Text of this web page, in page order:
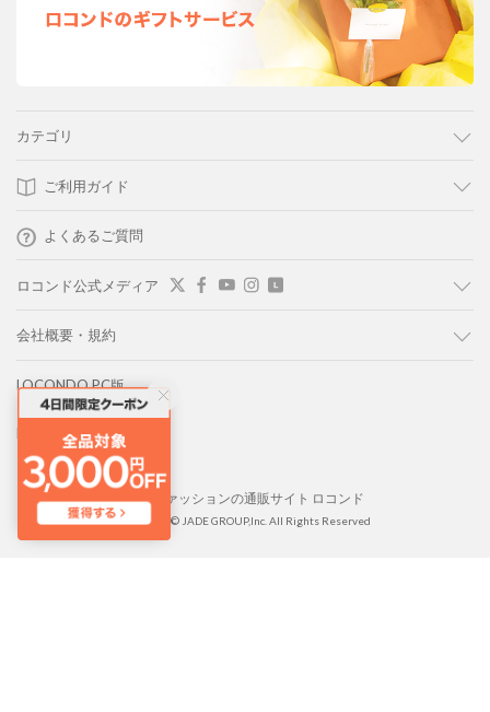
カテゴリ
ご利用ガイド
よくあるご質問
ロコンド公式メディア
会社概要・規約
LOCONDO PC版
LOCONDO アプリ
靴とファッションの通販サイト ロコンド
Copyright © JADE GROUP,Inc. All Rights Reserved